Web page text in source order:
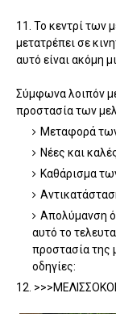
11. Το κεντρί των
μετατρέπει σε
αυτό είναι ακόμη
Σύμφωνα λοιπόν
προστασία των
Μεταφορά
Νέες και
Καθάρισμα
Απολύμανση
αυτό το
προστασία της
οδηγίες:
12.